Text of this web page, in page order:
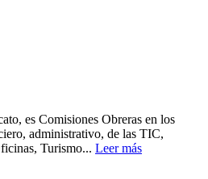
es Comisiones Obreras en los
administrativo, de las TIC,
Turismo... Leer más